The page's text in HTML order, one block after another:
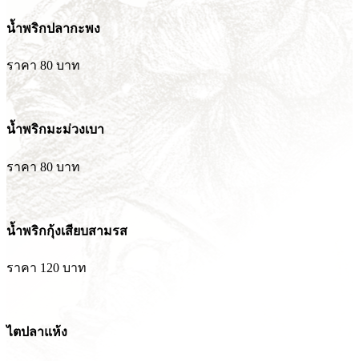
น้ำพริกปลากะพง
ราคา 80 บาท
น้ำพริกมะม่วงเบา
ราคา 80 บาท
น้ำพริกกุ้งเสียบสามรส
ราคา 120 บาท
ไตปลาแห้ง